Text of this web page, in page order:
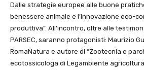
Dalle strategie europee alle buone
benessere animale e l’innovazione eco-
produttiva”. All’incontro, oltre alle
PARSEC, saranno protagonisti: Maurizio
RomaNatura e autore di “Zootecnia e
ecotossicologa di Legambiente